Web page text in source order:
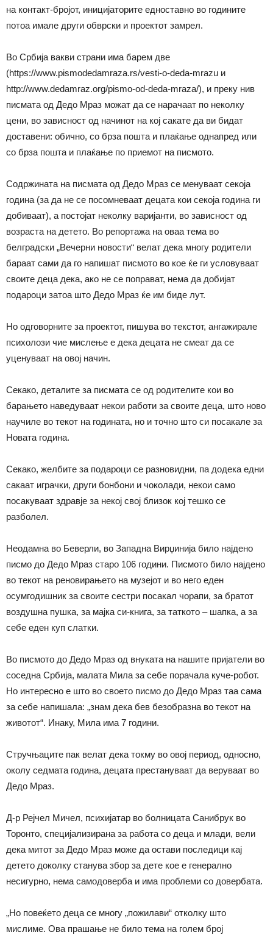
на контакт-бројот, иницијаторите едноставно во годините
потоа имале други обврски и проeктот замрел.
Во Србија вакви страни има барем две
(https://www.pismodedamraza.rs/vesti-o-deda-mrazu и
http://www.dedamraz.org/pismo-od-deda-mraza/), и преку нив
писмата од Дедо Мраз можат да се нарачаат по неколку
цени, во зависност од начинот на кој сакате да ви бидат
доставени: обично, со брза пошта и плаќање однапред или
со брза пошта и плаќање по приемот на писмото.
Содржината на писмата од Дедо Мраз се менуваат секоја
година (за да не се посомневаат децата кои секоја година ги
добиваат), а постојат неколку варијанти, во зависност од
возраста на детето. Во репортажа на оваа тема во
белградски „Вечерни новости“ велат дека многу родители
бараат сами да го напишат писмото во кое ќе ги условуваат
своите деца дека, ако не се поправат, нема да добијат
подароци затоа што Дедо Мраз ќе им биде лут.
Но одговорните за проектот, пишува во текстот, ангажирале
психолози чие мислење е дека децата не смеат да се
уценуваат на овој начин.
Секако, деталите за писмата се од родителите кои во
барањето наведуваат некои работи за своите деца, што ново
научиле во текот на годината, но и точно што си посакале за
Новата година.
Секако, желбите за подароци се разновидни, па додека едни
сакаат играчки, други бонбони и чоколади, некои само
посакуваат здравје за некој свој близок кој тешко се
разболел.
Неодамна во Беверли, во Западна Вирџинија било најдено
писмо до Дедо Мраз старо 106 години. Писмото било најдено
во текот на реновирањето на музејот и во него еден
осумгодишник за своите сестри посакал чорапи, за братот
воздушна пушка, за мајка си-книга, за таткото – шапка, а за
себе еден куп слатки.
Во писмото до Дедо Мраз од внуката на нашите пријатели во
соседна Србија, малата Мила за себе порачала куче-робот.
Но интересно е што во своето писмо до Дедо Мраз таа сама
за себе напишала: „знам дека бев безобразна во текот на
животот“. Инаку, Мила има 7 години.
Стручњаците пак велат дека токму во овој период, односно,
околу седмата година, децата престануваат да веруваат во
Дедо Мраз.
Д-р Рејчел Мичел, психијатар во болницата Санибрук во
Торонто, специјализирана за работа со деца и млади, вели
дека митот за Дедо Мраз може да остави последици кај
детето доколку станува збор за дете кое е генерално
несигурно, нема самодоверба и има проблеми со довербата.
„Но повеќето деца се многу „пожилави“ отколку што
мислиме. Ова прашање не било тема на голем број